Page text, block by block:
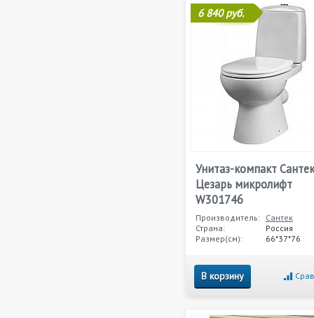
6 840 руб.
Унитаз-компакт Сантек
Цезарь микролифт
W301746
Производитель: Сантек
Страна:
Россия
Размер(см):
66*37*76
В корзину